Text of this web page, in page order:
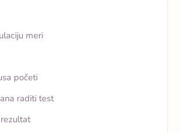
meri
početi
raditi test